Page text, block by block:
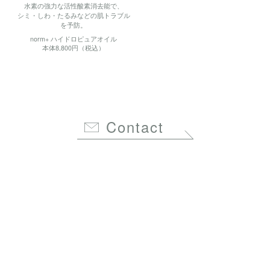
水素の強力な活性酸素消去能で、
シミ・しわ・たるみなどの肌トラブル
を予防。
norm+ ハイドロピュアオイル
本体8,800円（税込）
Contact